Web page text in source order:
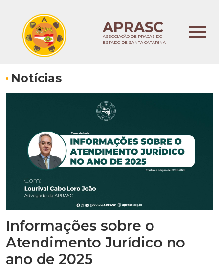
APRASC
ASSOCIAÇÃO DE PRAÇAS DO
ESTADO DE SANTA CATARINA
Notícias
Informações sobre o
Atendimento Jurídico no
ano de 2025